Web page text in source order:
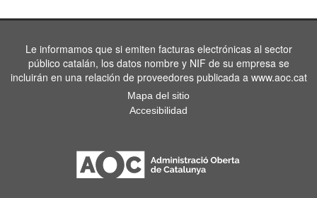
Le informamos que si emiten facturas electrónicas al sector
público catalán, los datos nombre y NIF de su empresa se
incluirán en una relación de proveedores publicada a www.aoc.cat
Mapa del sitio
Accesibilidad